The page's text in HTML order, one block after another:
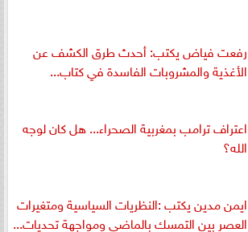
رفعت فياض يكتب: أحدث طرق الكشف عن
الأغذية والمشروبات الفاسدة في كتاب...
اعتراف ترامب بمغربية الصحراء... هل كان لوجه
الله؟
ايمن مدين يكتب :النظريات السياسية ومتغيرات
العصر بين التمسك بالماضي ومواجهة تحديات...